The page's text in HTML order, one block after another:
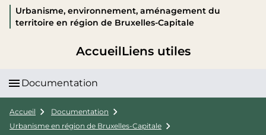
Urbanisme, environnement, aménagement du
territoire en région de Bruxelles-Capitale
AccueilLiens utiles
Documentation
Accueil
Documentation
Urbanisme en région de Bruxelles-Capitale